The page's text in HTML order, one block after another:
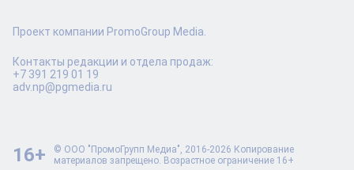
Проект компании PromoGroup Media.
Контакты редакции и отдела продаж:
+7 391 219 01 19
adv.np@pgmedia.ru
© ООО "ПромоГрупп Медиа", 2016-2026 Копирование
материалов запрещено. Возрастное ограничение 16+
16+